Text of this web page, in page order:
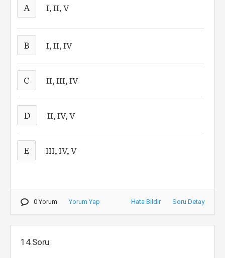
A I, II, V
B I, II, IV
C II, III, IV
D II, IV, V
E III, IV, V
0 Yorum Yorum Yap Hata Bildir Soru Detay
14.Soru